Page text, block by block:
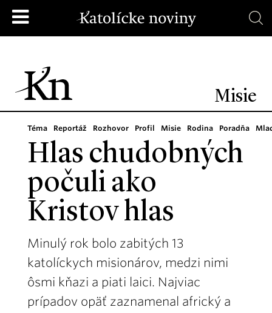
Misie
Téma Reportáž Rozhovor Profil Misie Rodina Poradňa
Hlas chudobných
počuli ako
Kristov hlas
Minulý rok bolo zabitých 13
katolíckych misionárov, medzi nimi
ôsmi kňazi a piati laici. Najviac
prípadov opäť zaznamenal africký a